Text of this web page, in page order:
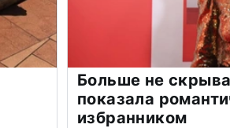
Больше не
показала
избранником